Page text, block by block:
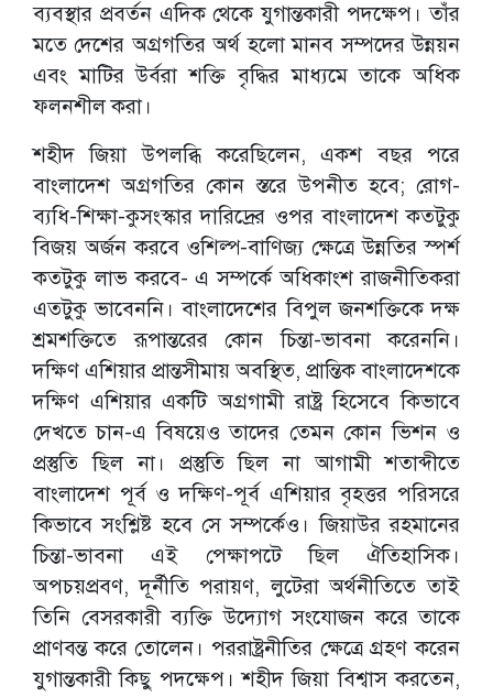
ব্যবস্থার প্রবর্তন এদিক থেকে যুগান্তকারী পদক্ষেপ। তাঁর
মতে দেশের অগ্রগতির অর্থ হলো মানব সম্পদের উন্নয়ন
এবং মাটির উর্বরা শক্তি বৃদ্ধির মাধ্যমে তাকে অধিক
ফলনশীল করা।
শহীদ জিয়া উপলব্ধি করেছিলেন, একশ বছর পরে
বাংলাদেশ অগ্রগতির কোন স্তরে উপনীত হবে; রোগ-
ব্যধি-শিক্ষা-কুসংস্কার দারিদ্রের ওপর বাংলাদেশ কতটুকু
বিজয় অর্জন করবে ওশিল্প-বাণিজ্য ক্ষেত্রে উন্নতির স্পর্শ
কতটুকু লাভ করবে- এ সম্পর্কে অধিকাংশ রাজনীতিকরা
এতটুকু ভাবেননি। বাংলাদেশের বিপুল জনশক্তিকে দক্ষ
শ্রমশক্তিতে রূপান্তরের কোন চিন্তা-ভাবনা করেননি।
দক্ষিণ এশিয়ার প্রান্তসীমায় অবস্থিত, প্রান্তিক বাংলাদেশকে
দক্ষিণ এশিয়ার একটি অগ্রগামী রাষ্ট্র হিসেবে কিভাবে
দেখতে চান-এ বিষয়েও তাদের তেমন কোন ভিশন ও
প্রস্তুতি ছিল না। প্রস্তুতি ছিল না আগামী শতাব্দীতে
বাংলাদেশ পূর্ব ও দক্ষিণ-পূর্ব এশিয়ার বৃহত্তর পরিসরে
কিভাবে সংশ্লিষ্ট হবে সে সম্পর্কেও। জিয়াউর রহমানের
চিন্তা-ভাবনা এই পেক্ষাপটে ছিল ঐতিহাসিক।
অপচয়প্রবণ, দূর্নীতি পরায়ণ, লুটেরা অর্থনীতিতে তাই
তিনি বেসরকারী ব্যক্তি উদ্যোগ সংযোজন করে তাকে
প্রাণবন্ত করে তোলেন। পররাষ্ট্রনীতির ক্ষেত্রে গ্রহণ করেন
যুগান্তকারী কিছু পদক্ষেপ। শহীদ জিয়া বিশ্বাস করতেন,